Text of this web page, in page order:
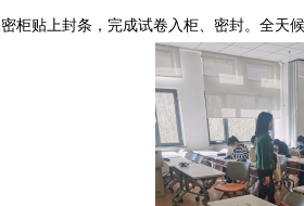
柜贴上封条，完成试卷入柜、密封。全天